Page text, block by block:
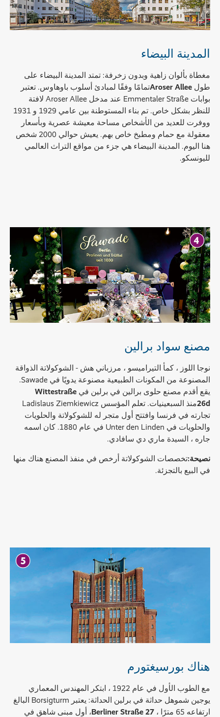
المدينة البيضاء
مغطاة بألوان زاهية وبدون زخرفة: تمتد المدينة البيضاء على
طول Aroser Alleeتمامًا وفقًا لمبادئ أسلوب باوهاوس. تعتبر
بوابات Emmentaler Straße عند مدخل Aroser Allee لافتة
للنظر بشكل خاص. تم بناء المستوطنة بين عامي 1929 و 1931
ووفرت للعديد من الأشخاص مساحة معيشة عصرية وبأسعار
معقولة مع حمام ومطبخ خاص بهم. يعيش حوالي 2000 شخص
هنا اليوم. المدينة البيضاء هي جزء من مواقع التراث العالمي
لليونسكو.
مصنع سواد برالين
نوجا اللوز ، كمأ التيراميسو ، مرزباني هش - الشوكولاتة الذواقة
المصنوعة من المكونات الطبيعية مصنوعة يدويًا في Sawade.
يقع أقدم مصنع حلوى برالين في برلين في Wittestraße
26d
منذ السبعينيات. تعلم المؤسس Ladislaus Ziemkiewicz
تجارته في فرنسا وافتتح أول متجر له للشوكولاتة والحلويات
والحلويات في Unter den Linden في عام 1880. كان اسمه
جاره ، السيدة ماري دي سافادي.
نصيحة:تخصصات الشوكولاتة أرخص في منفذ المصنع هناك منها
في البيع بالتجزئة.
هناك بورسيغتورم
مع الطوب الأول في عام 1922 ، ابتكر المهندس المعماري
يوجين شموهل حداثة في برلين الحداثة: يعتبر Borsigturm البالغ
ارتفاعه 65 مترًا ،
Berliner Straße 27، أول مبنى شاهق في